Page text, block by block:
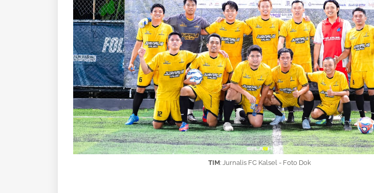
TIM: Jurnalis FC Kalsel - Foto Dok